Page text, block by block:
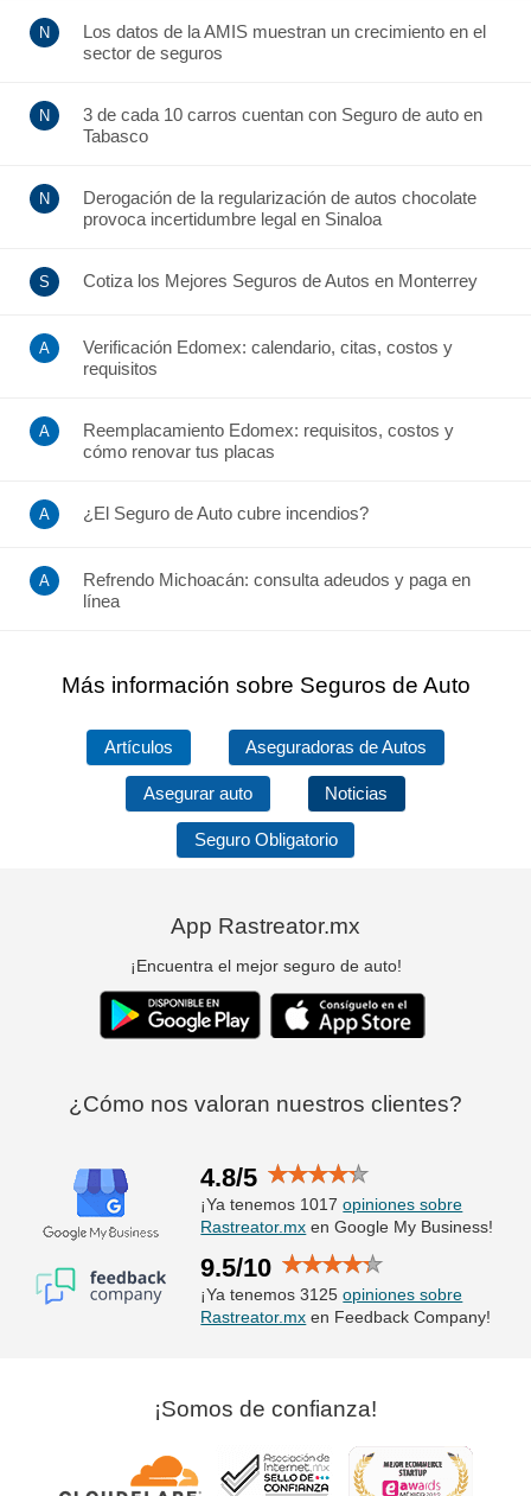
Los datos de la AMIS muestran un crecimiento en el
sector de seguros
3 de cada 10 carros cuentan con Seguro de auto en
Tabasco
Derogación de la regularización de autos chocolate
provoca incertidumbre legal en Sinaloa
Cotiza los Mejores Seguros de Autos en Monterrey
Verificación Edomex: calendario, citas, costos y
requisitos
Reemplacamiento Edomex: requisitos, costos y
cómo renovar tus placas
¿El Seguro de Auto cubre incendios?
Refrendo Michoacán: consulta adeudos y paga en
línea
Más información sobre Seguros de Auto
Artículos Aseguradoras de Autos
Asegurar auto Noticias
Seguro Obligatorio
App Rastreator.mx
¡Encuentra el mejor seguro de auto!
¿Cómo nos valoran nuestros clientes?
4.8/5
¡Ya tenemos 1017opiniones sobre
Rastreator.mx en Google My Business!
9.5/10
¡Ya tenemos 3125opiniones sobre
Rastreator.mx en Feedback Company!
¡Somos de confianza!